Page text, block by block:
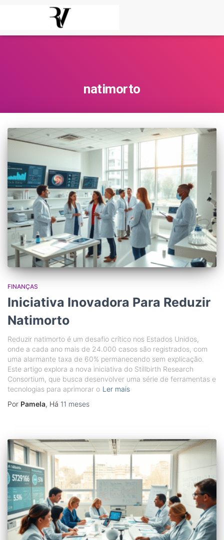
natimorto
FINANÇAS
Iniciativa Inovadora Para Reduzir
Natimorto
Reduzir natimorto é um desafio crítico nos Estados Unidos,
onde a cada ano mais de 24.000 casos são registrados, com
uma alarmante taxa de 60% permanecendo sem explicação.
Este artigo explora a nova iniciativa do Stillbirth Research
Consortium, que busca desenvolver uma série de ferramentas e
tecnologias para aprimorar o Ler mais
Por Pamela, Há 11 meses